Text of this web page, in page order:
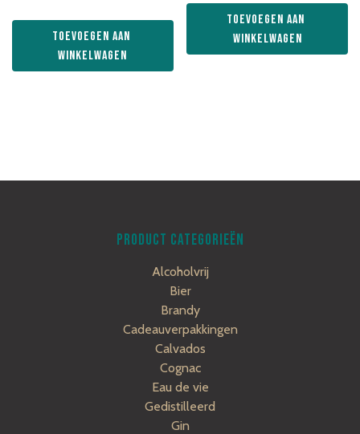
Toevoegen aan
winkelwagen
Toevoegen aan
winkelwagen
PRODUCT CATEGORIEËN
Alcoholvrij
Bier
Brandy
Cadeauverpakkingen
Calvados
Cognac
Eau de vie
Gedistilleerd
Gin